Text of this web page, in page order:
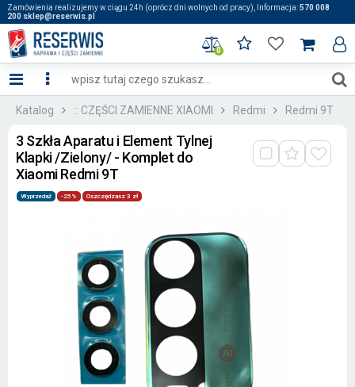
Zamówienia realizujemy w ciągu 24h (oprócz dni wolnych od pracy), Informacja:570 008
200 sklep@reserwis.pl
0
Katalog :: CZĘŚCI ZAMIENNE XIAOMI Redmi Redmi 9T
3 Szkła Aparatu i Element Tylnej
Klapki /Zielony/ - Komplet do
Xiaomi Redmi 9T
Wyprzedaż -25% Oszczędzasz 3 zł